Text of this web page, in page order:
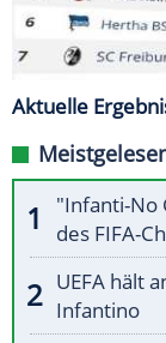
Aktuelle
"Infanti-No
des FIFA-
UEFA hält
Infantino